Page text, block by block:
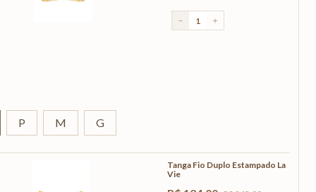
＋
－
P M G
Tanga Fio Duplo Estampado La
Vie